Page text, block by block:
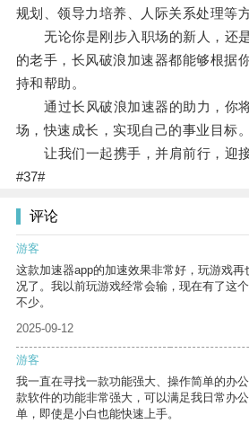
规划、领导力培养、人际关系处理等
无论你是刚步入职场的新人，还
的老手，长风破浪加速器都能够根据
持和帮助。
通过长风破浪加速器的助力，你
场，快速成长，实现自己的事业目标。
让我们一起携手，并肩前行，迎接
#37#
评论
游客
这款加速器app的加速效果非常好，玩游戏
况了。我以前玩游戏经常会输，现在有了这
不少。
2025-09-12
游客
我一直在寻找一款功能强大、操作简单的办
款软件的功能非常强大，可以满足我日常办
单，即使是小白也能快速上手。